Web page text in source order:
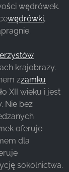
wędrówek.
wędrówki,
krajobrazy.
zzamku
XII wieku i jest
Nie bez
oferuje
dla
sokolnictwa.
nam
korzystają